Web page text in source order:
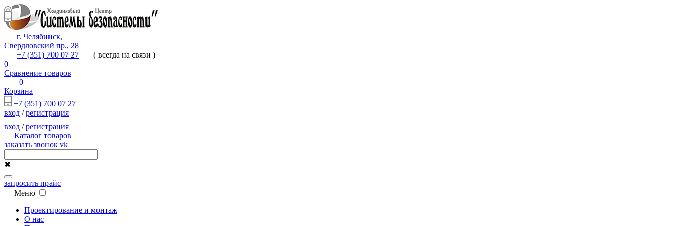
г. Челябинск,
Свердловский пр., 28
+7 (351) 700 07 27
( всегда на связи )
0
Сравнение товаров
0
Корзина
+7 (351) 700 07 27
вход /регистрация
вход /регистрация
Каталог товаров
заказать звонок vk
✖
запросить прайс
Меню
Проектирование и монтаж
О нас